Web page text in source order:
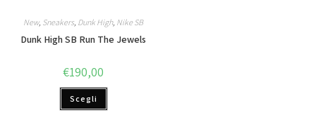
New, Sneakers Dunk High, Nike SB
Dunk High SB Run The Jewels
€190,00
Scegli